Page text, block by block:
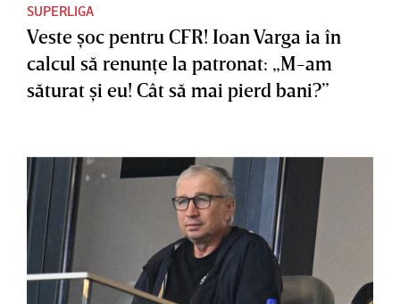
SUPERLIGA
Veste şoc pentru CFR! Ioan Varga ia în
calcul să renunţe la patronat: „M-am
săturat şi eu! Cât să mai pierd bani?”